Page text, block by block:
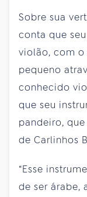
Sobre sua
conta que
violão, com
pequeno
conhecido
que seu
pandeiro,
de Carlinhos
“Esse
de ser árabe,